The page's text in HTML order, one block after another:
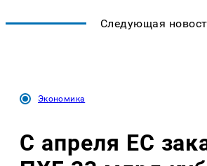
Следующая
Экономика
С апреля ЕС